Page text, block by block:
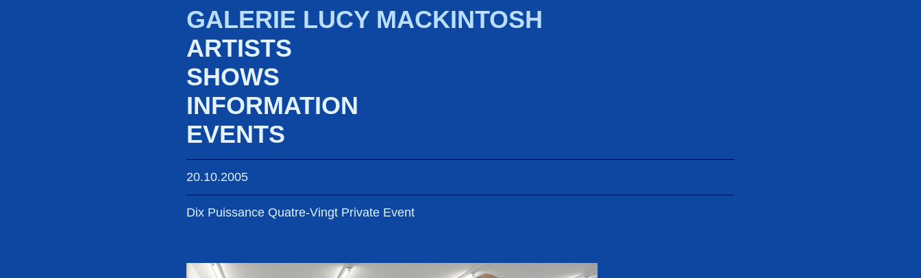
GALERIE LUCY MACKINTOSH
ARTISTS
SHOWS
INFORMATION
EVENTS
20.10.2005
Dix Puissance Quatre-Vingt Private Event